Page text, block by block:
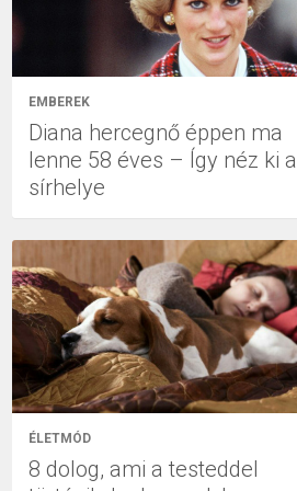
EMBEREK
Diana hercegnő éppen ma
lenne 58 éves – Így néz ki a
sírhelye
ÉLETMÓD
8 dolog, ami a testeddel